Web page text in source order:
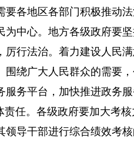
各地区各部门积极推动
中心。地方各级政府要
行法治。着力建设人民
绕广大人民群众的需要
务平台，加快推进政务
任。各级政府要加大考
导干部进行综合绩效考